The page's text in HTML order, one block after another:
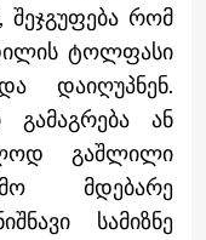
რომ
ტოლფასი
დაიღუპნენ.
ან
გაშლილი
მდებარე
სამიზნე